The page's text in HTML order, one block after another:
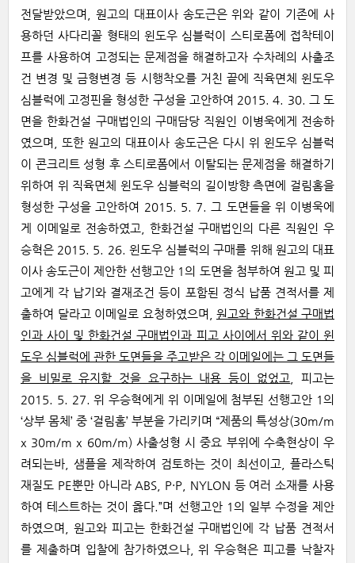
전달받았으며, 원고의 대표이사 송도근은 위와 같이 기존에 사
용하던 사다리꼴 형태의 윈도우 심블럭이 스티로폼에 접착테이
프를 사용하여 고정되는 문제점을 해결하고자 수차례의 사출조
건 변경 및 금형변경 등 시행착오를 거친 끝에 직육면체 윈도우
심블럭에 고정핀을 형성한 구성을 고안하여 2015. 4. 30. 그 도
면을 한화건설 구매법인의 구매담당 직원인 이병욱에게 전송하
였으며, 또한 원고의 대표이사 송도근은 다시 위 윈도우 심블럭
이 콘크리트 성형 후 스티로폼에서 이탈되는 문제점을 해결하기
위하여 위 직육면체 윈도우 심블럭의 길이방향 측면에 걸림홈을
형성한 구성을 고안하여 2015. 5. 7. 그 도면들을 위 이병욱에
게 이메일로 전송하였고, 한화건설 구매법인의 다른 직원인 우
승혁은 2015. 5. 26. 윈도우 심블럭의 구매를 위해 원고의 대표
이사 송도근이 제안한 선행고안 1의 도면을 첨부하여 원고 및 피
고에게 각 납기와 결재조건 등이 포함된 정식 납품 견적서를 제
출하여 달라고 이메일로 요청하였으며, 원고와 한화건설 구매법
인과 사이 및 한화건설 구매법인과 피고 사이에서 위와 같이 윈
도우 심블럭에 관한 도면들을 주고받은 각 이메일에는 그 도면들
을 비밀로 유지할 것을 요구하는 내용 등이 없었고
, 피고는
2015. 5. 27. 위 우승혁에게 위 이메일에 첨부된 선행고안 1의
‘상부 몸체’ 중 ‘걸림홈’ 부분을 가리키며 “제품의 특성상(30m/m
x 30m/m x 60m/m) 사출성형 시 중요 부위에 수축현상이 우
려되는바, 샘플을 제작하여 검토하는 것이 최선이고, 플라스틱
재질도 PE뿐만 아니라 ABS, P·P, NYLON 등 여러 소재를 사용
하여 테스트하는 것이 옳다.”며 선행고안 1의 일부 수정을 제안
하였으며, 원고와 피고는 한화건설 구매법인에 각 납품 견적서
를 제출하며 입찰에 참가하였으나, 위 우승혁은 피고를 낙찰자